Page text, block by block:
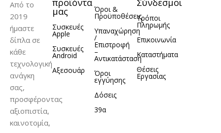
Από το
2019
ήμαστε
δίπλα σε
κάθε
τεχνολογική
ανάγκη
σας,
προσφέροντας
αξιοπιστία,
καινοτομία,
προϊόντα
μας
Συσκευές
Apple
Συσκευές
Android
Αξεσουάρ
Όροι &
Προϋποθέσεις
Υπαναχώρηση
/
Επιστροφή
–
Αντικατάσταση
Όροι
εγγύησης
Δόσεις
39α
Σύνδεσμοι
Τρόποι
Πληρωμής
Επικοινωνία
Καταστήματα
Θέσεις
Εργασίας